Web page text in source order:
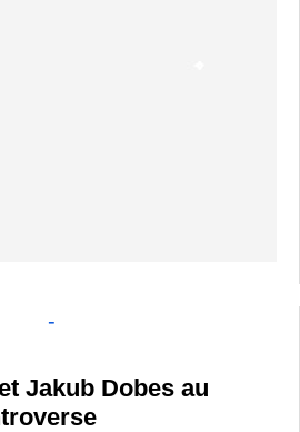
-
Jakub Dobes au